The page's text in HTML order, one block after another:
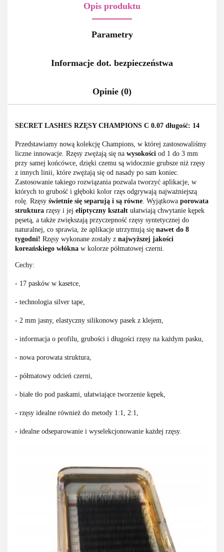
Opis produktu
Parametry
Informacje dot. bezpieczeństwa
Opinie (0)
SECRET LASHES RZĘSY CHAMPIONS C 0.07 długość: 14
Przedstawiamy nową kolekcję Champions, w której zastosowaliśmy
liczne innowacje. Rzęsy zwężają się na wysokości od 1 do 3 mm
przy samej końcówce, dzięki czemu są widocznie grubsze niż rzęsy
z innych linii, które zwężają się od nasady po sam koniec.
Zastosowanie takiego rozwiązania pozwala tworzyć aplikacje, w
których to grubość i głęboki kolor rzęs odgrywają najważniejszą
rolę. Rzęsy świetnie się separują i są równe . Wyjątkowa porowata
struktura rzęsy i jej eliptyczny kształt ułatwiają chwytanie kępek
pęsetą, a także zwiększają przyczepność rzęsy syntetycznej do
naturalnej, co sprawia, że aplikacje utrzymują się nawet do 8
tygodni! Rzęsy wykonane zostały z najwyższej jakości
koreańskiego włókna w kolorze półmatowej czerni.
Cechy:
- 17 pasków w kasetce,
- technologia silver tape,
- 2 mm jasny, elastyczny silikonowy pasek z klejem,
- informacja o profilu, grubości i długości rzęsy na każdym pasku,
- nowa porowata struktura,
- półmatowy odcień czerni,
- białe tło pod paskami, ułatwiające tworzenie kępek,
- rzęsy idealne również do metody 1:1, 2:1,
- idealne odseparowanie i wyselekcjonowanie każdej rzęsy.